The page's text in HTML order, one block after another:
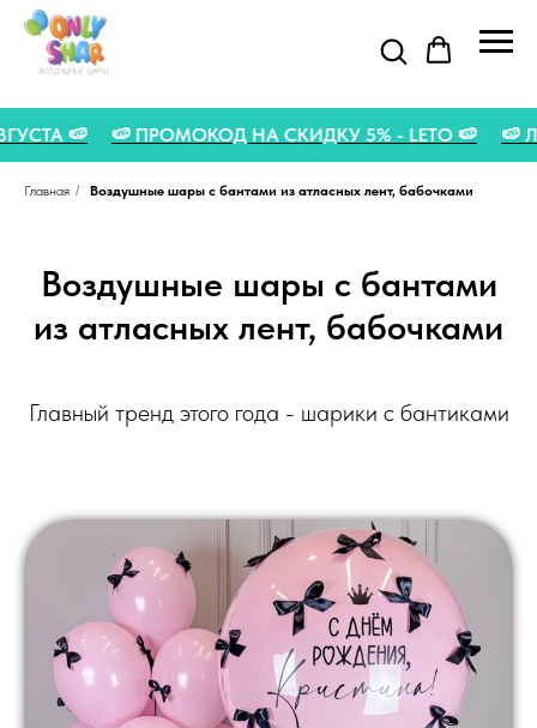
31 АВГУСТА 🍉 🍉 ПРОМОКОД НА СКИДКУ 5% - LETO 🍉
Главная / Воздушные шары с бантами из атласных лент, бабочками
Воздушные шары с бантами
из атласных лент, бабочками
Главный тренд этого года - шарики с бантиками